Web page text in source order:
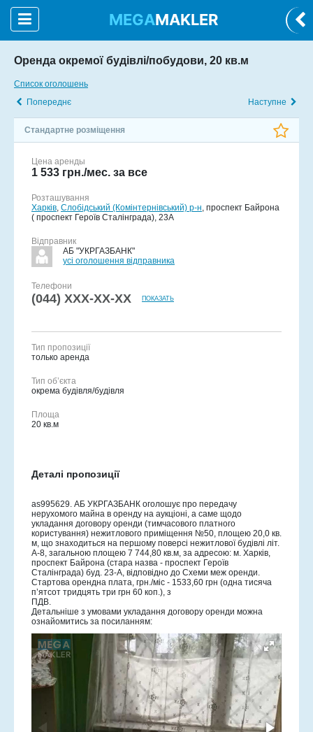
MEGAMAKLER
Оренда окремої будівлі/побудови, 20 кв.м
Список оголошень
Попереднє
Наступне
Стандартне розміщення
Цена аренды
1 533 грн./мес. за все
Розташування
Харків, Слобідський (Комінтернівський) р-н, проспект Байрона
( проспект Героїв Сталінграда), 23А
Відправник
АБ "УКРГАЗБАНК"
усі оголошення відправника
Телефони
(044) XXX‑XX‑XX ПОКАЗАТЬ
Тип пропозиції
только аренда
Тип об’єкта
окрема будівля/будівля
Площа
20 кв.м
Деталі пропозиції
as995629. АБ УКРГАЗБАНК оголошує про передачу
нерухомого майна в оренду на аукціоні, а саме щодо
укладання договору оренди (тимчасового платного
користування) нежитлового приміщення №50, площею 20,0 кв.
м, що знаходиться на першому поверсі нежитлової будівлі літ.
А-8, загальною площею 7 744,80 кв.м, за адресою: м. Харків,
проспект Байрона (стара назва - проспект Героїв
Сталінграда) буд. 23-А, відповідно до Схеми меж оренди.
Стартова орендна плата, грн./міс - 1533,60 грн (одна тисяча
п’ятсот тридцять три грн 60 коп.), з
ПДВ.
Детальніше з умовами укладання договору оренди можна
ознайомитись за посиланням: